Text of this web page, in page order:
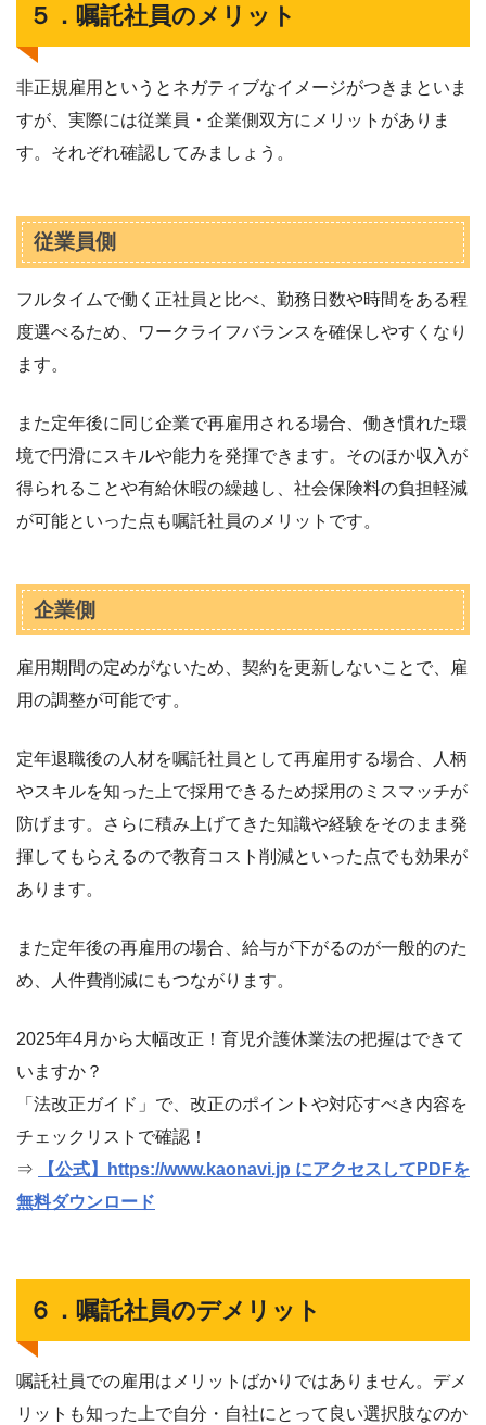
５．嘱託社員のメリット
非正規雇用というとネガティブなイメージがつきまといま
すが、実際には従業員・企業側双方にメリットがありま
す。それぞれ確認してみましょう。
従業員側
フルタイムで働く正社員と比べ、勤務日数や時間をある程
度選べるため、ワークライフバランスを確保しやすくなり
ます。
また定年後に同じ企業で再雇用される場合、働き慣れた環
境で円滑にスキルや能力を発揮できます。そのほか収入が
得られることや有給休暇の繰越し、社会保険料の負担軽減
が可能といった点も嘱託社員のメリットです。
企業側
雇用期間の定めがないため、契約を更新しないことで、雇
用の調整が可能です。
定年退職後の人材を嘱託社員として再雇用する場合、人柄
やスキルを知った上で採用できるため採用のミスマッチが
防げます。さらに積み上げてきた知識や経験をそのまま発
揮してもらえるので教育コスト削減といった点でも効果が
あります。
また定年後の再雇用の場合、給与が下がるのが一般的のた
め、人件費削減にもつながります。
2025年4月から大幅改正！育児介護休業法の把握はできて
いますか？
「法改正ガイド」で、改正のポイントや対応すべき内容を
チェックリストで確認！
⇒
【公式】https://www.kaonavi.jp にアクセスしてPDFを
無料ダウンロード
６．嘱託社員のデメリット
嘱託社員での雇用はメリットばかりではありません。デメ
リットも知った上で自分・自社にとって良い選択肢なのか